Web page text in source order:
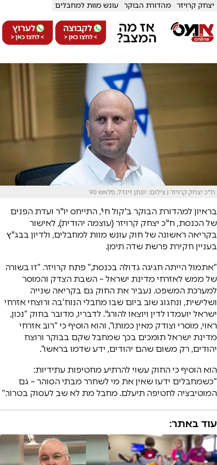
יצחק קרויזר מהדורת הבוקר עונש מוות למחבלים
ח"כ יצחק קרויזר | צילום: יונתן זינדל, פלאש 90
בראיון למהדורת הבוקר ב'קול חי', התייחס יו"ר ועדת הפנים
של הכנסת, ח"כ יצחק קרויזר (עוצמה יהודית), לאישור
בקריאה ראשונה של חוק עונש מוות למחבלים, ולדיון בבג"ץ
בעניין חקירת פרשת שדה תימן.
“אתמול הייתה חגיגה גדולה בכנסת,” פתח קרויזר. “זו בשורה
של ממש לאזרחי מדינת ישראל – השבת הצדק והמוסר
למערכת המשפט. נעביר את החוק גם בקריאה שנייה
ושלישית, ונחגוג שוב ביום שבו מחבלי הנוח’בה ורוצחי אזרחי
ישראל יועמדו לדין ויוצאו להורג". לדבריו, מדובר בחוק “נכון,
ראוי, מוסרי וצודק מאין כמותו”, והוא הוסיף כי “רוב אזרחי
מדינת ישראל תומכים בכך שמחבל שקם בבוקר ורוצח
יהודים, רק משום שהם יהודים, ידע שדמו בראשו”.
הוא הוסיף כי החוק עשוי להרתיע מחטיפות עתידיות:
“כשמחבלים ידעו שאין את מי לשחרר מבתי הסוהר – גם
המוטיבציה לחטיפה תיעלם. מחבל מת לא שב לעסוק בטרור.”
עוד באתר: